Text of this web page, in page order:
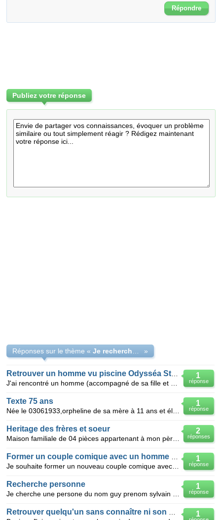
Répondre
Publiez votre réponse
Réponses sur le thème « »
1
réponse
1
réponse
Texte 75 ans
2
réponses
Heritage des frères et soeur
1
réponse
1
réponse
Recherche personne
1